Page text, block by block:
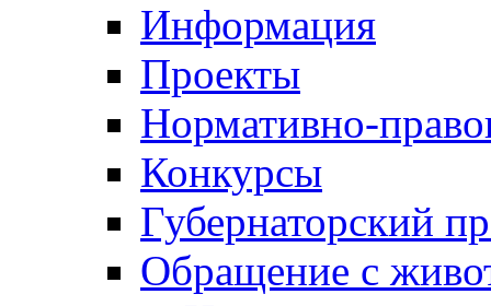
Информация
Проекты
Нормативно-
Конкурсы
Губернаторский
Обращение с